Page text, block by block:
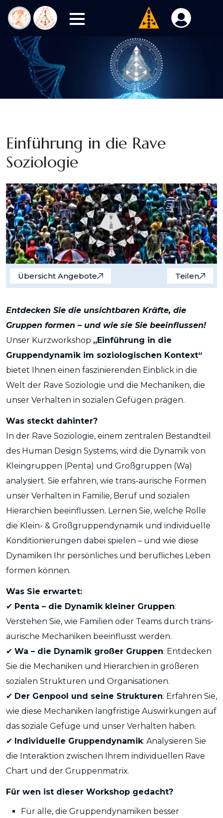
Einführung in die Rave
Soziologie
Übersicht Angebote Teilen
Entdecken Sie die unsichtbaren Kräfte, die
Gruppen formen – und wie sie Sie beeinflussen!
Unser Kurzworkshop „Einführung in die
Gruppendynamik im soziologischen Kontext“
bietet Ihnen einen faszinierenden Einblick in die
Welt der Rave Soziologie und die Mechaniken, die
unser Verhalten in sozialen Gefügen prägen.
Was steckt dahinter?
In der Rave Soziologie, einem zentralen Bestandteil
des Human Design Systems, wird die Dynamik von
Kleingruppen (Penta) und Großgruppen (Wa)
analysiert. Sie erfahren, wie trans-aurische Formen
unser Verhalten in Familie, Beruf und sozialen
Hierarchien beeinflussen. Lernen Sie, welche Rolle
die Klein- & Großgruppendynamik und individuelle
Konditionierungen dabei spielen – und wie diese
Dynamiken Ihr persönliches und berufliches Leben
formen können.
Was Sie erwartet:
✔ Penta – die Dynamik kleiner Gruppen:
Verstehen Sie, wie Familien oder Teams durch trans-
aurische Mechaniken beeinflusst werden.
✔ Wa – die Dynamik großer Gruppen: Entdecken
Sie die Mechaniken und Hierarchien in größeren
sozialen Strukturen und Organisationen.
✔ Der Genpool und seine Strukturen: Erfahren Sie,
wie diese Mechaniken langfristige Auswirkungen auf
das soziale Gefüge und unser Verhalten haben.
✔ Individuelle Gruppendynamik: Analysieren Sie
die Interaktion zwischen Ihrem individuellen Rave
Chart und der Gruppenmatrix.
Für wen ist dieser Workshop gedacht?
Für alle, die Gruppendynamiken besser